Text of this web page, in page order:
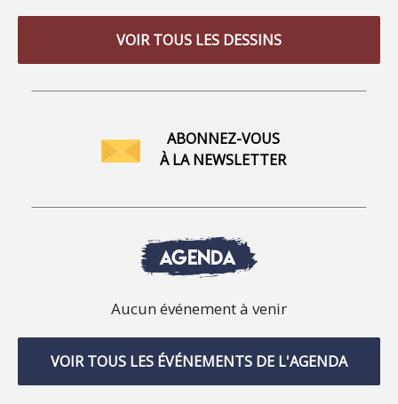
VOIR TOUS LES DESSINS
ABONNEZ-VOUS
À LA NEWSLETTER
AGENDA
Aucun événement à venir
VOIR TOUS LES ÉVÉNEMENTS DE L'AGENDA